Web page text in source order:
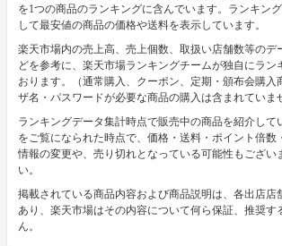
を1つの商品のランキングに含んでいます。ランキン
して最安値の商品の価格や送料を表示しています。
楽天市場内の売上高、売上個数、取扱い店舗数等のデ
どを参考に、楽天市場ランキングチームが独自にラン
おります。（通常購入、クーポン、定期・頒布会購入
ザ名・パスワードが必要な商品の購入は含まれていま
ランキングデータ集計時点で販売中の商品を紹介して
をご覧になられた時点で、価格・送料・ポイント倍数
情報の変更や、売り切れとなっている可能性もござい
い。
掲載されている商品内容および商品説明は、各出店店
あり、楽天市場はその内容について何ら保証、推奨す
ん。